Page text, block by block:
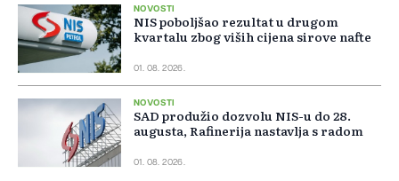
NOVOSTI
NIS poboljšao rezultat u drugom
kvartalu zbog viših cijena sirove nafte
01. 08. 2026.
NOVOSTI
SAD produžio dozvolu NIS-u do 28.
augusta, Rafinerija nastavlja s radom
01. 08. 2026.